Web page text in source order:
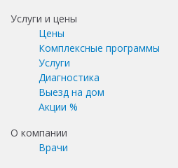
Услуги и цены
Цены
Комплексные программы
Услуги
Диагностика
Выезд на дом
Акции %
О компании
Врачи